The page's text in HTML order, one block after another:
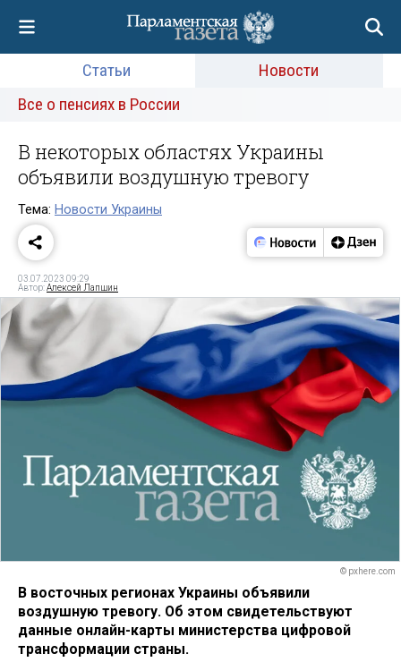
Статьи
Новости
Все о пенсиях в России
В некоторых областях Украины
объявили воздушную тревогу
Тема: Новости Украины
03.07.2023 09:29
Автор:Алексей Лапшин
© pxhere.com
В восточных регионах Украины объявили
воздушную тревогу. Об этом свидетельствуют
данные онлайн-карты министерства цифровой
трансформации страны.